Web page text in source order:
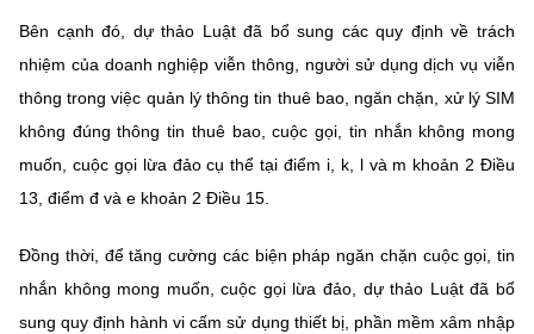
Bên cạnh đó, dự thảo Luật đã bổ sung các quy định về trách
nhiệm của doanh nghiệp viễn thông, người sử dụng dịch vụ viễn
thông trong việc quản lý thông tin thuê bao, ngăn chặn, xử lý SIM
không đúng thông tin thuê bao, cuộc gọi, tin nhắn không mong
muốn, cuộc gọi lừa đảo cụ thể tại điểm i, k, l và m khoản 2 Điều
13, điểm đ và e khoản 2 Điều 15.
Đồng thời, để tăng cường các biện pháp ngăn chặn cuộc gọi, tin
nhắn không mong muốn, cuộc gọi lừa đảo, dự thảo Luật đã bổ
sung quy định hành vi cấm sử dụng thiết bị, phần mềm xâm nhập